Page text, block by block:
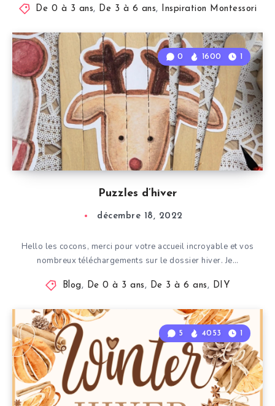
De 0 à 3 ans, De 3 à 6 ans, Inspiration Montessori
Puzzles d’hiver
0 1600 1
décembre 18, 2022
Hello les cocons, merci pour votre accueil incroyable et vos
nombreux téléchargements sur le dossier hiver. Je…
Blog, De 0 à 3 ans, De 3 à 6 ans, DIY
5 4053 1